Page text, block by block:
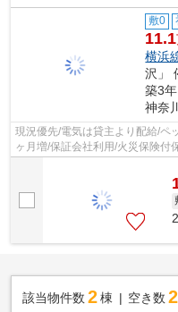
敷0
11.1
横浜
沢」
築3
神奈
現況優先/電気は貸主より配給/ペ
ヶ月増/保証会社利用/火災保険付
該当物件数 2棟 空き数 2